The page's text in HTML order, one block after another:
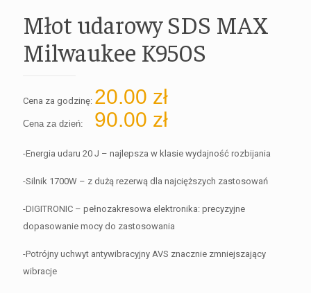
Młot udarowy SDS MAX
Milwaukee K950S
Cena za godzinę: 20.00 zł
Cena za dzień: 90.00 zł
-Energia udaru 20 J – najlepsza w klasie wydajność rozbijania
-Silnik 1700W – z dużą rezerwą dla najcięższych zastosowań
-DIGITRONIC – pełnozakresowa elektronika: precyzyjne
dopasowanie mocy do zastosowania
-Potrójny uchwyt antywibracyjny AVS znacznie zmniejszający
wibracje